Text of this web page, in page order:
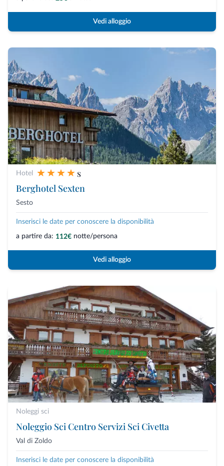
Vedi alloggio
Hotel
s
Berghotel Sexten
Sesto
Inserisci le date per conoscere la disponibilità
a partire da: 112€ notte/persona
Vedi alloggio
Noleggi sci
Noleggio Sci Centro Servizi Sci Civetta
Val di Zoldo
Inserisci le date per conoscere la disponibilità